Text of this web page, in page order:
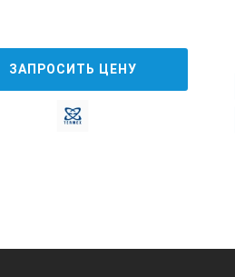
ЗАПРОСИТЬ ЦЕНУ